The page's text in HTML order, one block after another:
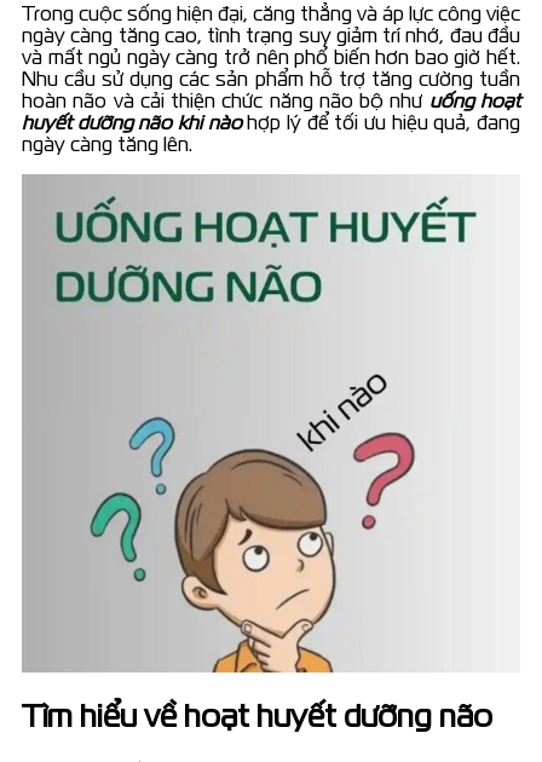
Trong cuộc sống hiện đại, căng thẳng và áp lực công việc
ngày càng tăng cao, tình trạng suy giảm trí nhớ, đau đầu
và mất ngủ ngày càng trở nên phổ biến hơn bao giờ hết.
Nhu cầu sử dụng các sản phẩm hỗ trợ tăng cường tuần
hoàn não và cải thiện chức năng não bộ như uống hoạt
huyết dưỡng não khi nàohợp lý để tối ưu hiệu quả, đang
ngày càng tăng lên.
Tìm hiểu về hoạt huyết dưỡng não